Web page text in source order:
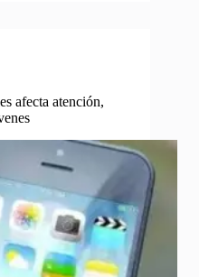
afecta atención,